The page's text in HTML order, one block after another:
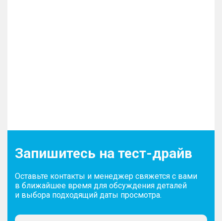
Запишитесь на тест-драйв
Оставьте контакты и менеджер свяжется с вами
в ближайшее время для обсуждения деталей
и выбора подходящий даты просмотра.